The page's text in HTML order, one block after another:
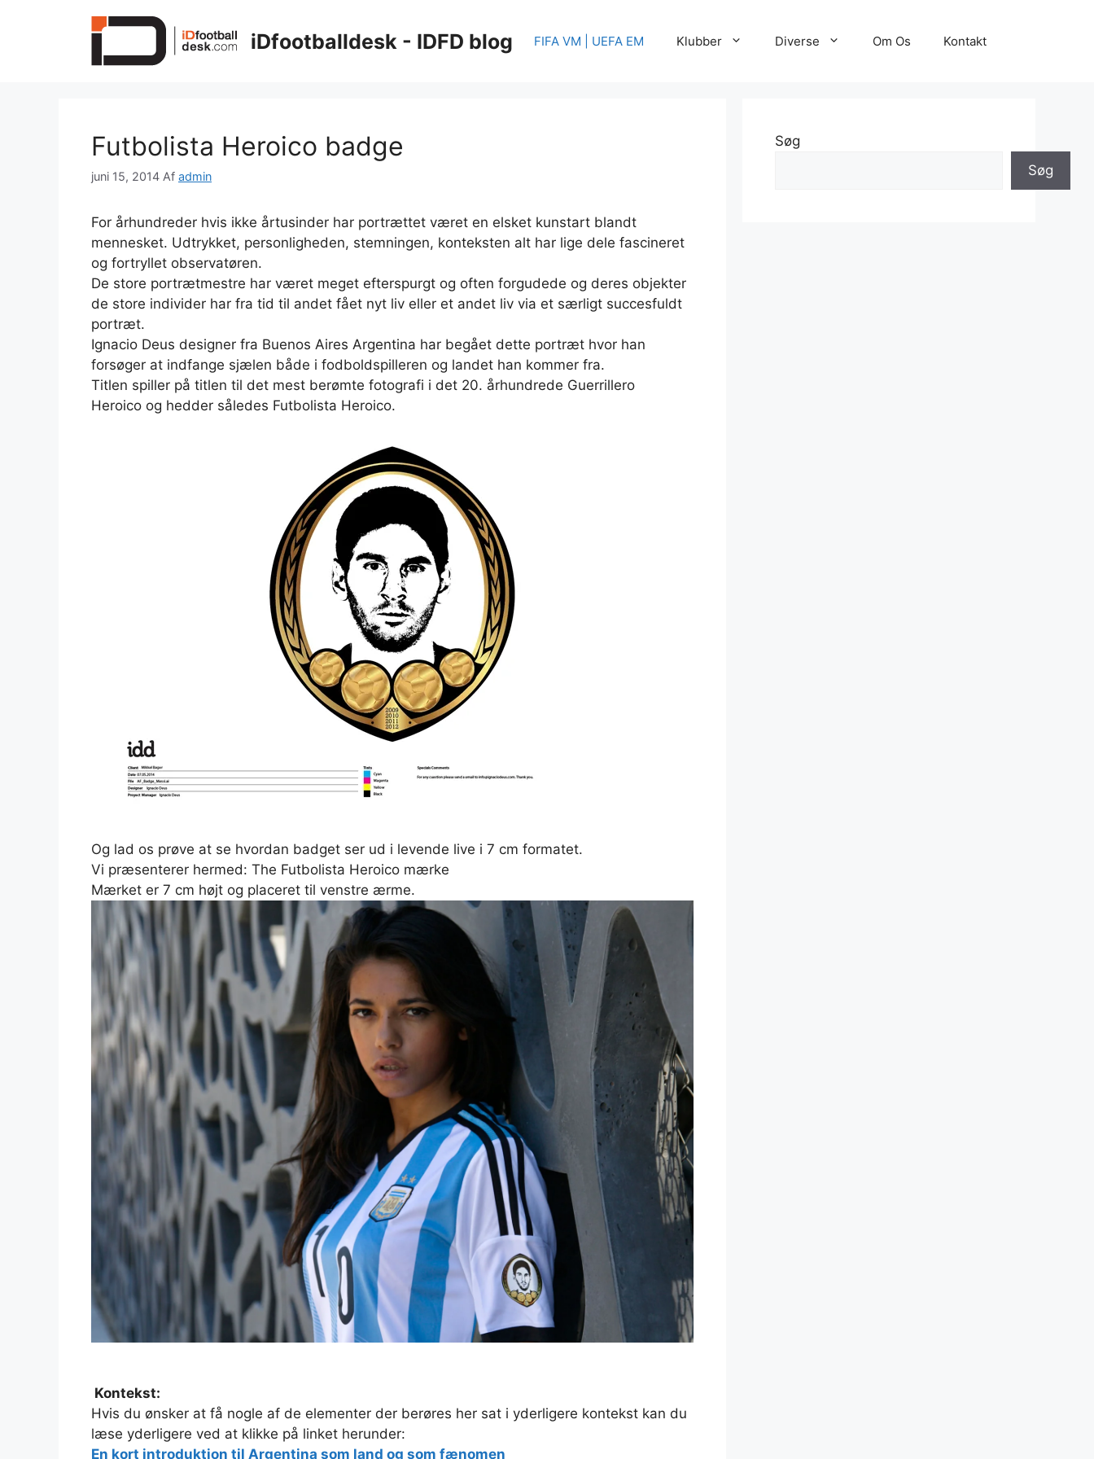
iDfootballdesk - IDFD blog FIFA VM | UEFA EM Klubber Diverse Om Os Kontakt
Futbolista Heroico badge
juni 15, 2014 Af admin
For århundreder hvis ikke årtusinder har portrættet været en elsket kunstart blandt
mennesket. Udtrykket, personligheden, stemningen, konteksten alt har lige dele fascineret
og fortryllet observatøren.
De store portrætmestre har været meget efterspurgt og often forgudede og deres objekter
de store individer har fra tid til andet fået nyt liv eller et andet liv via et særligt succesfuldt
portræt.
Ignacio Deus designer fra Buenos Aires Argentina har begået dette portræt hvor han
forsøger at indfange sjælen både i fodboldspilleren og landet han kommer fra.
Titlen spiller på titlen til det mest berømte fotografi i det 20. århundrede Guerrillero
Heroico og hedder således Futbolista Heroico.
Og lad os prøve at se hvordan badget ser ud i levende live i 7 cm formatet.
Vi præsenterer hermed: The Futbolista Heroico mærke
Mærket er 7 cm højt og placeret til venstre ærme.
Kontekst:
Hvis du ønsker at få nogle af de elementer der berøres her sat i yderligere kontekst kan du
læse yderligere ved at klikke på linket herunder:
En kort introduktion til Argentina som land og som fænomen
Søg
Søg